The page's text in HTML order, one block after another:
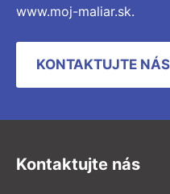
www.moj-maliar.sk.
KONTAKTUJTE NÁS
Kontaktujte nás